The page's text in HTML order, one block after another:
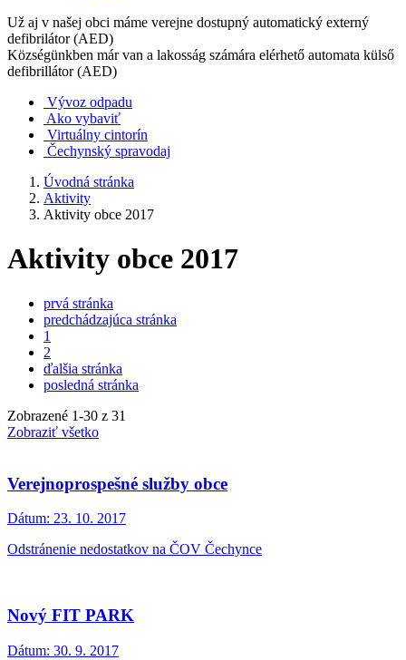
Už aj v našej obci máme verejne dostupný automatický externý
defibrilátor (AED)
Községünkben már van a lakosság számára elérhető automata külső
defibrillátor (AED)
Vývoz odpadu
Ako vybaviť
Virtuálny cintorín
Čechynský spravodaj
Úvodná stránka
Aktivity
Aktivity obce 2017
Aktivity obce 2017
prvá stránka
predchádzajúca stránka
1
2
ďalšia stránka
posledná stránka
Zobrazené 1-30 z 31
Zobraziť všetko
Verejnoprospešné služby obce
Dátum: 23. 10. 2017
Odstránenie nedostatkov na ČOV Čechynce
Nový FIT PARK
Dátum: 30. 9. 2017